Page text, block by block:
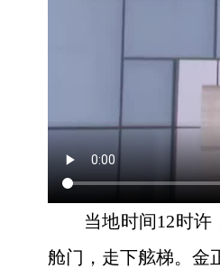
当地时间12时
舱门，走下舷梯。金